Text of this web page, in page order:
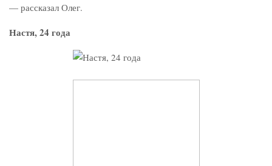
— рассказал Олег.
Настя, 24 года